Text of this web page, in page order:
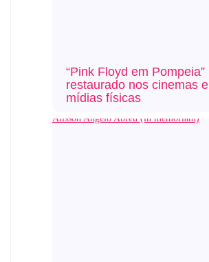
“Pink Floyd em Pompeia”
restaurado nos cinemas e
mídias físicas
Alisson Angelo Abreu (in memoriam)